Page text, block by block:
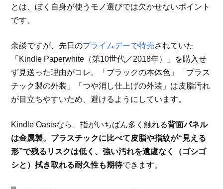
とは、ぼく自身が使うモノ選びでは欠かせないポイント
です。
余談ですが、先日のプライムデーで特売されていた
「Kindle Paperwhite（第10世代／2018年）」を購入せ
ず見送った理由がコレ。「ブラックの本体色」「プラス
チック製の外装」「つや消し仕上げの外装」は皮脂汚れ
が目立ちやすいため、避けるようにしています。
Kindle Oasisなら、指がいちばん多く触れる背面パネル
は金属製。プラスチックに比べて皮脂や指紋が“見える
形”で残るリスクは低く、強い汚れを遠慮なく（ゴシゴ
シと）拭き取れる耐久性も期待できます。